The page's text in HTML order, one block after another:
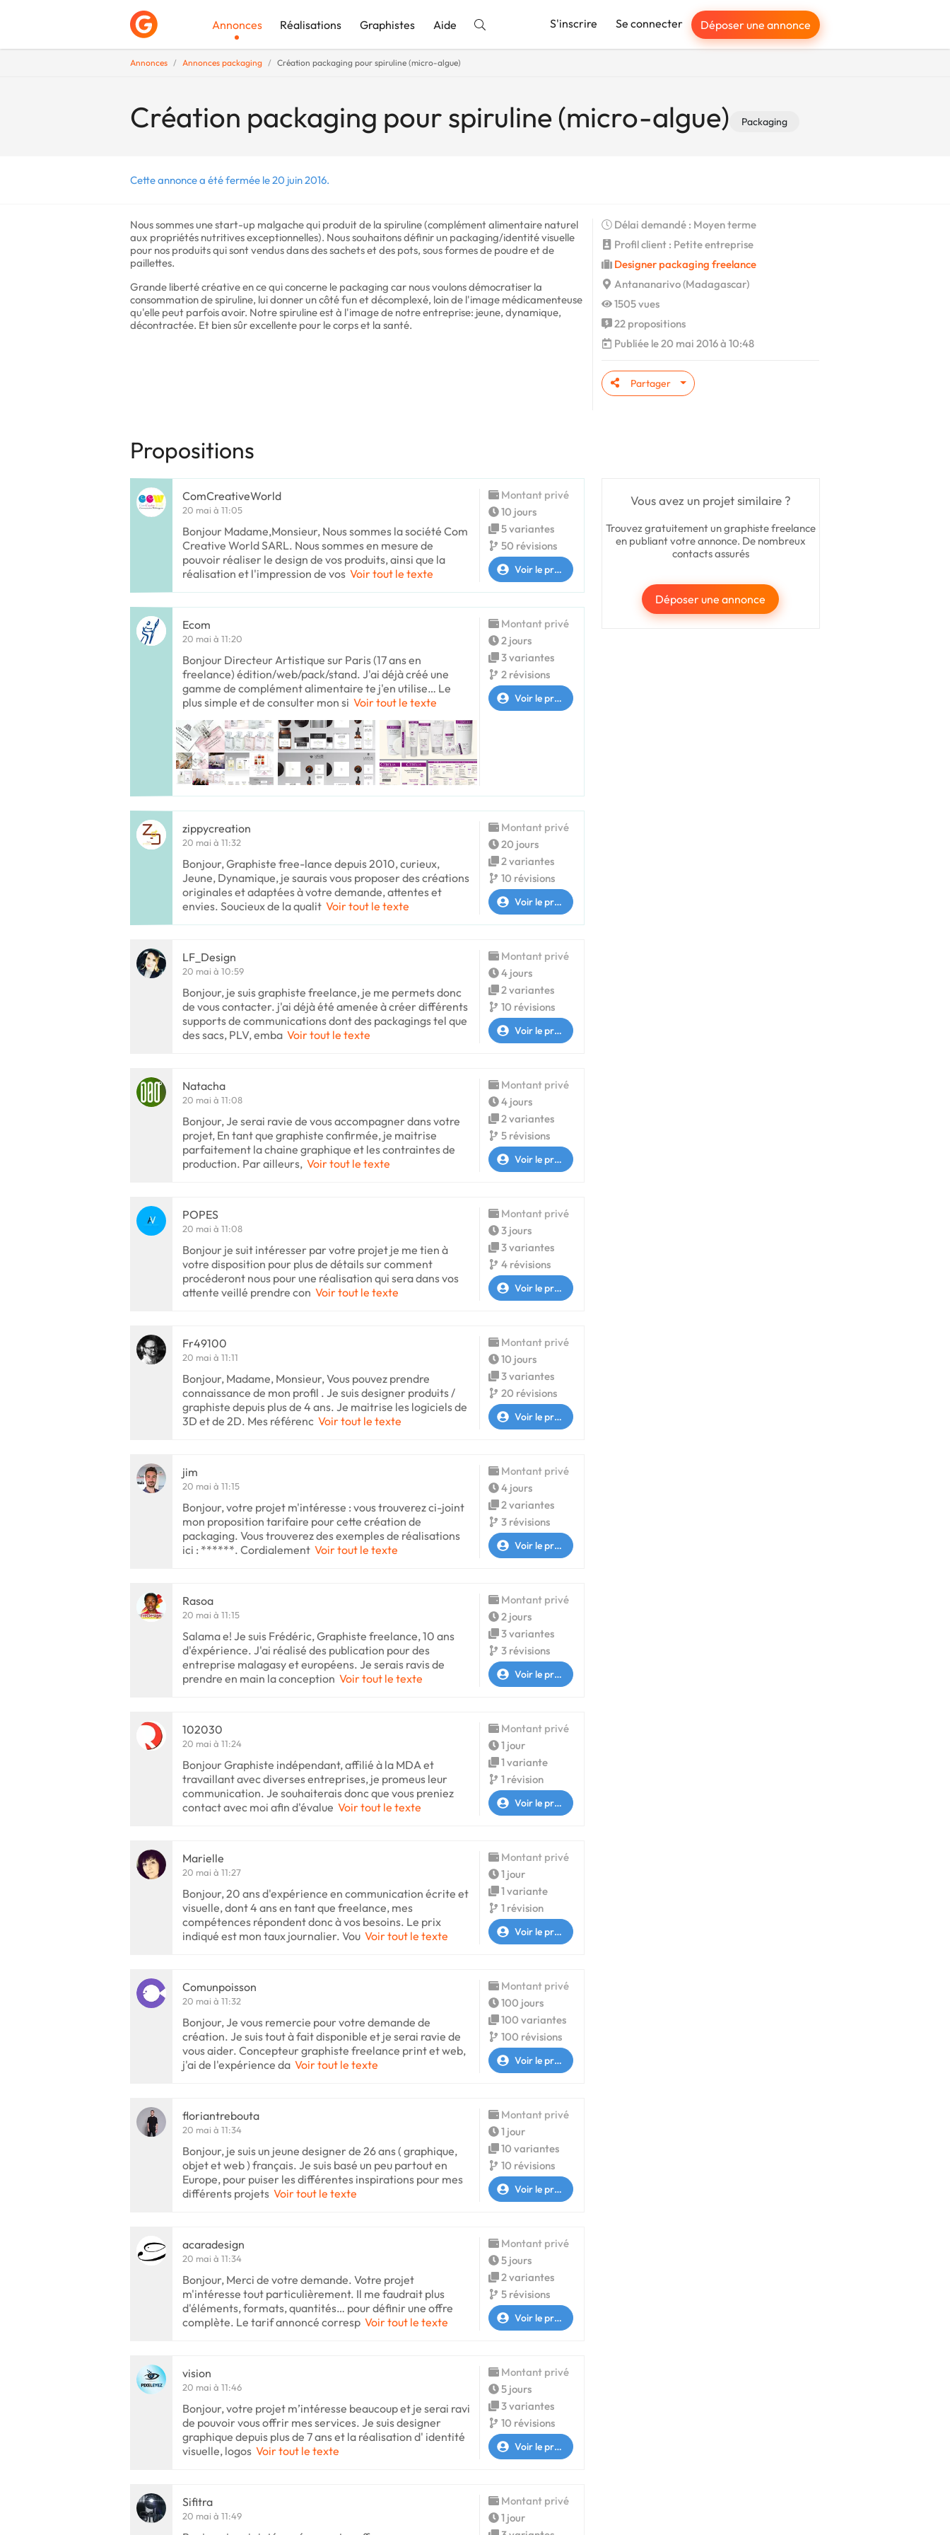
Annonces Réalisations Graphistes Aide S'inscrire Se connecter Déposer une annonce
Annonces Annonces packaging Création packaging pour spiruline (micro-algue)
Création packaging pour spiruline (micro-algue) Packaging
Cette annonce a été fermée le 20 juin 2016.
Nous sommes une start-up malgache qui produit de la spiruline (complément alimentaire naturel
aux propriétés nutritives exceptionnelles). Nous souhaitons définir un packaging/identité visuelle
pour nos produits qui sont vendus dans des sachets et des pots, sous formes de poudre et de
paillettes.
Grande liberté créative en ce qui concerne le packaging car nous voulons démocratiser la
consommation de spiruline, lui donner un côté fun et décomplexé, loin de l'image médicamenteuse
qu'elle peut parfois avoir. Notre spiruline est à l'image de notre entreprise: jeune, dynamique,
décontractée. Et bien sûr excellente pour le corps et la santé.
Délai demandé : Moyen terme
Profil client : Petite entreprise
Designer packaging freelance
Antananarivo (Madagascar)
1505 vues
22 propositions
Publiée le 20 mai 2016 à 10:48
Partager
Propositions
Vous avez un projet similaire ?
Trouvez gratuitement un graphiste freelance
en publiant votre annonce. De nombreux
contacts assurés
Déposer une annonce
ComCreativeWorld
20 mai à 11:05
Bonjour Madame,Monsieur, Nous sommes la société Com
Creative World SARL. Nous sommes en mesure de
pouvoir réaliser le design de vos produits, ainsi que la
réalisation et l'impression de vos Voir tout le texte
Montant privé
10 jours
5 variantes
50 révisions
Voir le profil
Ecom
20 mai à 11:20
Bonjour Directeur Artistique sur Paris (17 ans en
freelance) édition/web/pack/stand. J'ai déjà créé une
gamme de complément alimentaire te j'en utilise… Le
plus simple et de consulter mon si Voir tout le texte
Montant privé
2 jours
3 variantes
2 révisions
Voir le profil
zippycreation
20 mai à 11:32
Bonjour, Graphiste free-lance depuis 2010, curieux,
Jeune, Dynamique, je saurais vous proposer des créations
originales et adaptées à votre demande, attentes et
envies. Soucieux de la qualit Voir tout le texte
Montant privé
20 jours
2 variantes
10 révisions
Voir le profil
LF_Design
20 mai à 10:59
Bonjour, je suis graphiste freelance, je me permets donc
de vous contacter. j'ai déjà été amenée à créer différents
supports de communications dont des packagings tel que
des sacs, PLV, emba Voir tout le texte
Montant privé
4 jours
2 variantes
10 révisions
Voir le profil
Natacha
20 mai à 11:08
Bonjour, Je serai ravie de vous accompagner dans votre
projet, En tant que graphiste confirmée, je maitrise
parfaitement la chaine graphique et les contraintes de
production. Par ailleurs, Voir tout le texte
Montant privé
4 jours
2 variantes
5 révisions
Voir le profil
POPES
20 mai à 11:08
Bonjour je suit intéresser par votre projet je me tien à
votre disposition pour plus de détails sur comment
procéderont nous pour une réalisation qui sera dans vos
attente veillé prendre con Voir tout le texte
Montant privé
3 jours
3 variantes
4 révisions
Voir le profil
Fr49100
20 mai à 11:11
Bonjour, Madame, Monsieur, Vous pouvez prendre
connaissance de mon profil . Je suis designer produits /
graphiste depuis plus de 4 ans. Je maitrise les logiciels de
3D et de 2D. Mes référenc Voir tout le texte
Montant privé
10 jours
3 variantes
20 révisions
Voir le profil
jim
20 mai à 11:15
Bonjour, votre projet m'intéresse : vous trouverez ci-joint
mon proposition tarifaire pour cette création de
packaging. Vous trouverez des exemples de réalisations
ici : ******. Cordialement Voir tout le texte
Montant privé
4 jours
2 variantes
3 révisions
Voir le profil
Rasoa
20 mai à 11:15
Salama e! Je suis Frédéric, Graphiste freelance, 10 ans
d'éxpérience. J'ai réalisé des publication pour des
entreprise malagasy et européens. Je serais ravis de
prendre en main la conception Voir tout le texte
Montant privé
2 jours
3 variantes
3 révisions
Voir le profil
102030
20 mai à 11:24
Bonjour Graphiste indépendant, affilié à la MDA et
travaillant avec diverses entreprises, je promeus leur
communication. Je souhaiterais donc que vous preniez
contact avec moi afin d'évalue Voir tout le texte
Montant privé
1 jour
1 variante
1 révision
Voir le profil
Marielle
20 mai à 11:27
Bonjour, 20 ans d'expérience en communication écrite et
visuelle, dont 4 ans en tant que freelance, mes
compétences répondent donc à vos besoins. Le prix
indiqué est mon taux journalier. Vou Voir tout le texte
Montant privé
1 jour
1 variante
1 révision
Voir le profil
Comunpoisson
20 mai à 11:32
Bonjour, Je vous remercie pour votre demande de
création. Je suis tout à fait disponible et je serai ravie de
vous aider. Concepteur graphiste freelance print et web,
j'ai de l'expérience da Voir tout le texte
Montant privé
100 jours
100 variantes
100 révisions
Voir le profil
floriantrebouta
20 mai à 11:34
Bonjour, je suis un jeune designer de 26 ans ( graphique,
objet et web ) français. Je suis basé un peu partout en
Europe, pour puiser les différentes inspirations pour mes
différents projets Voir tout le texte
Montant privé
1 jour
10 variantes
10 révisions
Voir le profil
acaradesign
20 mai à 11:34
Bonjour, Merci de votre demande. Votre projet
m'intéresse tout particulièrement. Il me faudrait plus
d'éléments, formats, quantités… pour définir une offre
complète. Le tarif annoncé corresp Voir tout le texte
Montant privé
5 jours
2 variantes
5 révisions
Voir le profil
vision
20 mai à 11:46
Bonjour, votre projet m’intéresse beaucoup et je serai ravi
de pouvoir vous offrir mes services. Je suis designer
graphique depuis plus de 7 ans et la réalisation d' identité
visuelle, logos Voir tout le texte
Montant privé
5 jours
3 variantes
10 révisions
Voir le profil
Sifitra
20 mai à 11:49
Montant privé
1 jour